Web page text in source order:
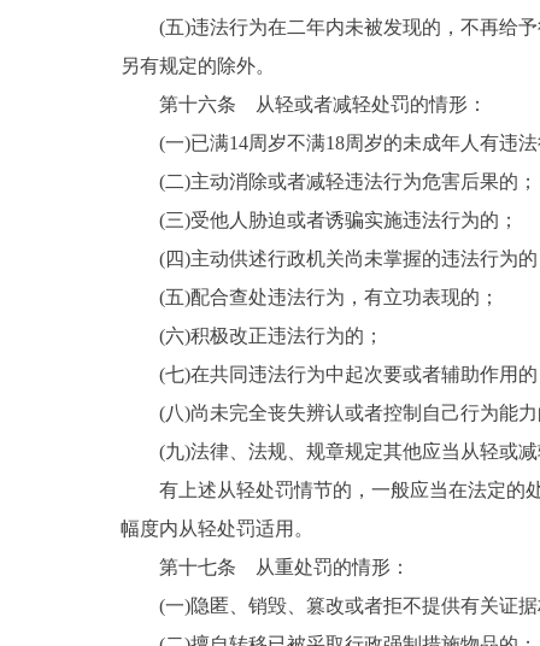
(五)违法行为在二年内未被发现的，不再给
另有规定的除外。
第十六条 从轻或者减轻处罚的情形：
(一)已满14周岁不满18周岁的未成年人有违
(二)主动消除或者减轻违法行为危害后果的；
(三)受他人胁迫或者诱骗实施违法行为的；
(四)主动供述行政机关尚未掌握的违法行为
(五)配合查处违法行为，有立功表现的；
(六)积极改正违法行为的；
(七)在共同违法行为中起次要或者辅助作用
(八)尚未完全丧失辨认或者控制自己行为能
(九)法律、法规、规章规定其他应当从轻或
有上述从轻处罚情节的，一般应当在法定的
幅度内从轻处罚适用。
第十七条 从重处罚的情形：
(一)隐匿、销毁、篡改或者拒不提供有关证